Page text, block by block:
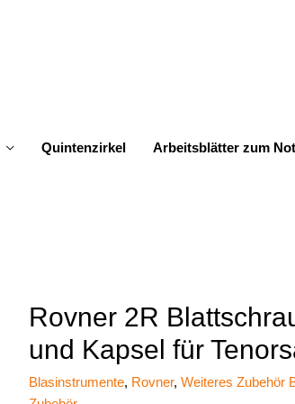
Quintenzirkel Arbeitsblätter zum
Rovner 2R
und Kapsel für
Blasinstrumente, Rovner, Weiteres Zubehör